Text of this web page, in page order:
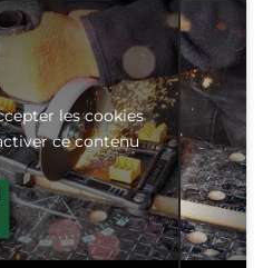
les cookies
ce contenu